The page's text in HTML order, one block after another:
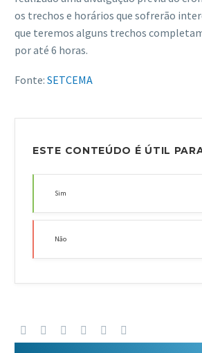
os trechos e horários que sofrerão
que teremos alguns trechos
por até 6 horas.
Fonte: SETCEMA
ESTE CONTEÚDO É ÚTIL
Sim
Não